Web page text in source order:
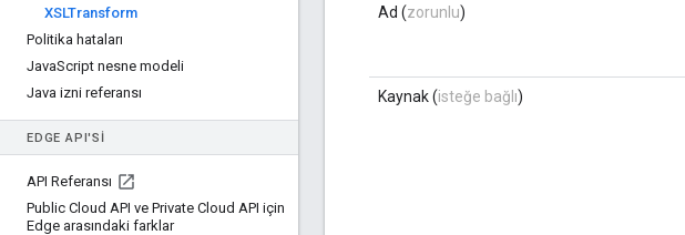
XSLTransform
Politika hataları
JavaScript nesne modeli
Java izni referansı
EDGE API'SI
API Referansı
Public Cloud API ve Private Cloud API için
Edge arasındaki farklar
Ad (zorunlu)
Kaynak (isteğe bağlı)